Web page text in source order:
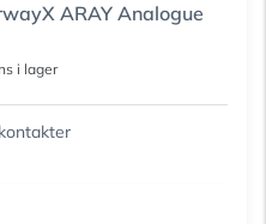
ARAY Analogue
i lager